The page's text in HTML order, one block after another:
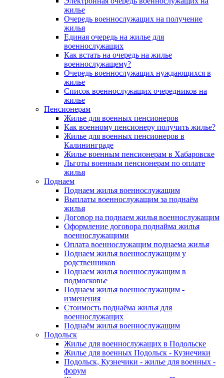
жилье
Очередь военнослужащих на получение
жилья
Единая очередь на жилье для
военнослужащих
Как встать на очередь на жилье
военнослужащему?
Очередь военнослужащих нуждающихся в
жилье
Список военнослужащих очередников на
жилье
Пенсионерам
Жилье для военных пенсионеров
Как военному пенсионеру получить жилье?
Жилье для военных пенсионеров в
Калининграде
Жилье военным пенсионерам в Хабаровске
Льготы военным пенсионерам по оплате
жилья
Поднаем
Поднаем жилья военнослужащим
Выплаты военнослужащим за поднаём
жилья
Договор на поднаем жилья военнослужащим
Оформление договора поднайма жилья
военнослужащими
Оплата военнослужащим поднаема жилья
Поднаем жилья военнослужащим у
родственников
Поднаем жилья военнослужащим в
подмосковье
Поднаем жилья военнослужащим -
изменения
Стоимость поднаёма жилья для
военнослужащих
Поднаём жилья военнослужащим
Подольск
Жилье для военнослужащих в Подольске
Жилье для военных Подольск - Кузнечики
Подольск, Кузнечики - жилье для военных -
форум